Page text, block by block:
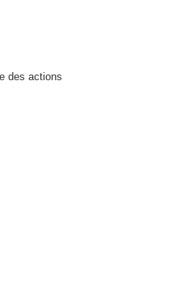
des actions